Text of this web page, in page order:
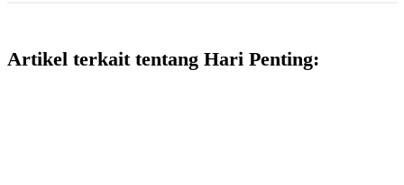
Artikel terkait tentang Hari Penting: